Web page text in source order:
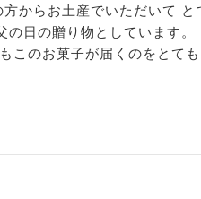
方からお土産でいただいて
の日の贈り物としています。
このお菓子が届くのをとて